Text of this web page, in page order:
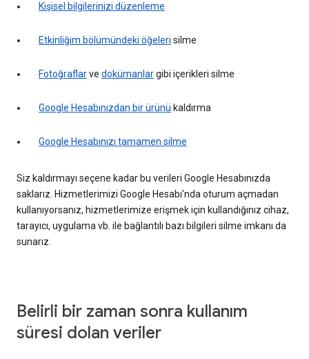
Kişisel bilgilerinizi düzenleme
Etkinliğim bölümündeki öğeleri silme
Fotoğraflarve dokümanlargibi içerikleri silme
Google Hesabınızdan bir ürünü kaldırma
Google Hesabınızı tamamen silme
Siz kaldırmayı seçene kadar bu verileri Google Hesabınızda
saklarız. Hizmetlerimizi Google Hesabı'nda oturum açmadan
kullanıyorsanız, hizmetlerimize erişmek için kullandığınız cihaz,
tarayıcı, uygulama vb. ile bağlantılı bazı bilgileri silme imkanı da
sunarız.
Belirli bir zaman sonra kullanım
süresi dolan veriler